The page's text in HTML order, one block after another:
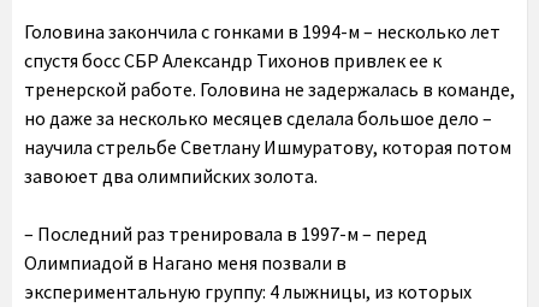
Головина закончила с гонками в 1994-м – несколько лет
спустя босс СБР Александр Тихонов привлек ее к
тренерской работе. Головина не задержалась в команде,
но даже за несколько месяцев сделала большое дело –
научила стрельбе Светлану Ишмуратову, которая потом
завоюет два олимпийских золота.
– Последний раз тренировала в 1997-м – перед
Олимпиадой в Нагано меня позвали в
экспериментальную группу: 4 лыжницы, из которых